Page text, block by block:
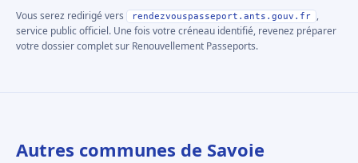
Vous serez redirigé vers rendezvouspasseport.ants.gouv.fr
,
service public officiel. Une fois votre créneau identifié, revenez préparer
votre dossier complet sur Renouvellement Passeports.
Autres communes de Savoie